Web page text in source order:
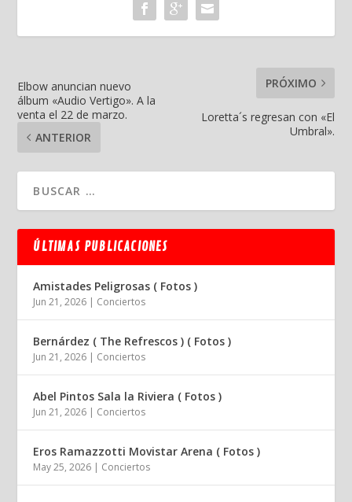
Elbow anuncian nuevo
álbum «Audio Vertigo». A la
venta el 22 de marzo.
ANTERIOR
PRÓXIMO
Loretta´s regresan con «El
Umbral».
ÚLTIMAS PUBLICACIONES
Amistades Peligrosas ( Fotos )
Jun 21, 2026 | Conciertos
Bernárdez ( The Refrescos ) ( Fotos )
Jun 21, 2026 | Conciertos
Abel Pintos Sala la Riviera ( Fotos )
Jun 21, 2026 | Conciertos
Eros Ramazzotti Movistar Arena ( Fotos )
May 25, 2026 | Conciertos